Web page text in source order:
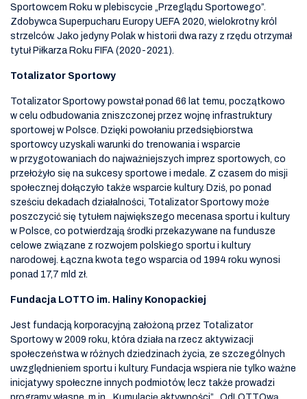
Sportowcem Roku w plebiscycie „Przeglądu Sportowego”.
Zdobywca Superpucharu Europy UEFA 2020, wielokrotny król
strzelców. Jako jedyny Polak w historii dwa razy z rzędu otrzymał
tytuł Piłkarza Roku FIFA (2020-2021).
Totalizator Sportowy
Totalizator Sportowy powstał ponad 66 lat temu, początkowo
w celu odbudowania zniszczonej przez wojnę infrastruktury
sportowej w Polsce. Dzięki powołaniu przedsiębiorstwa
sportowcy uzyskali warunki do trenowania i wsparcie
w przygotowaniach do najważniejszych imprez sportowych, co
przełożyło się na sukcesy sportowe i medale. Z czasem do misji
społecznej dołączyło także wsparcie kultury. Dziś, po ponad
sześciu dekadach działalności, Totalizator Sportowy może
poszczycić się tytułem największego mecenasa sportu i kultury
w Polsce, co potwierdzają środki przekazywane na fundusze
celowe związane z rozwojem polskiego sportu i kultury
narodowej. Łączna kwota tego wsparcia od 1994 roku wynosi
ponad 17,7 mld zł.
Fundacja LOTTO im. Haliny Konopackiej
Jest fundacją korporacyjną założoną przez Totalizator
Sportowy w 2009 roku, która działa na rzecz aktywizacji
społeczeństwa w różnych dziedzinach życia, ze szczególnych
uwzględnieniem sportu i kultury. Fundacja wspiera nie tylko ważne
inicjatywy społeczne innych podmiotów, lecz także prowadzi